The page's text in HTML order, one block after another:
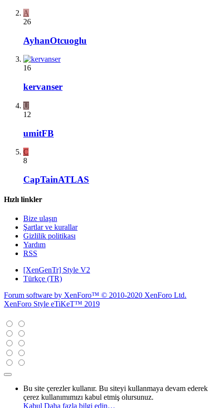
A
26
AyhanOtcuoglu
16
kervanser
U
12
umitFB
C
8
CapTainATLAS
Hızlı linkler
Bize ulaşın
Şartlar ve kurallar
Gizlilik politikası
Yardım
RSS
[XenGenTr] Style V2
Türkçe (TR)
Forum software by XenForo™ © 2010-2020 XenForo Ltd.
XenForo Style eTiKeT™ 2019
Bu site çerezler kullanır. Bu siteyi kullanmaya devam ederek
çerez kullanımımızı kabul etmiş olursunuz.
Kabul Daha fazla bilgi edin…